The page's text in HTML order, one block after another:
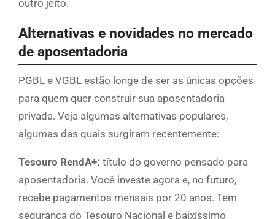
outro jeito.
Alternativas e novidades no mercado
de aposentadoria
PGBL e VGBL estão longe de ser as únicas opções
para quem quer construir sua aposentadoria
privada. Veja algumas alternativas populares,
algumas das quais surgiram recentemente:
Tesouro RendA+: título do governo pensado para
aposentadoria. Você investe agora e, no futuro,
recebe pagamentos mensais por 20 anos. Tem
segurança do Tesouro Nacional e baixíssimo